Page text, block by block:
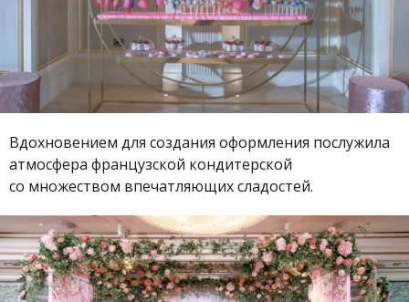
Вдохновением для создания оформления послужила
атмосфера французской кондитерской
со множеством впечатляющих сладостей.